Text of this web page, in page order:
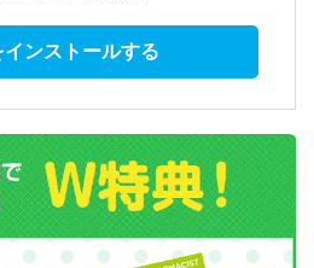
インストールする